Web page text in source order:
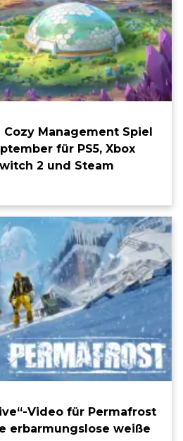
Cozy Management Spiel
für PS5, Xbox
2 und Steam
Video für Permafrost
erbarmungslose weiße